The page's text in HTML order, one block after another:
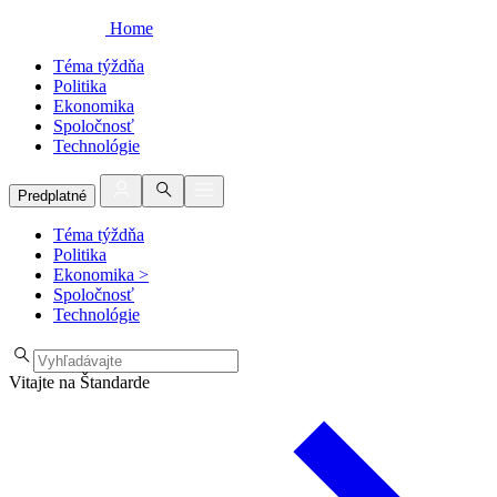
Home
Téma týždňa
Politika
Ekonomika
Spoločnosť
Technológie
Predplatné
Téma týždňa
Politika
Ekonomika >
Spoločnosť
Technológie
Vitajte na Štandarde